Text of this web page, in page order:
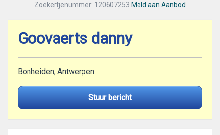
Zoekertjenummer: 120607253 Meld aan Aanbod
Goovaerts danny
Bonheiden, Antwerpen
Stuur bericht